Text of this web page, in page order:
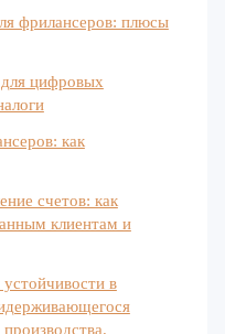
фрилансеров: плюсы
для цифровых
как
счетов: как
клиентам и
в